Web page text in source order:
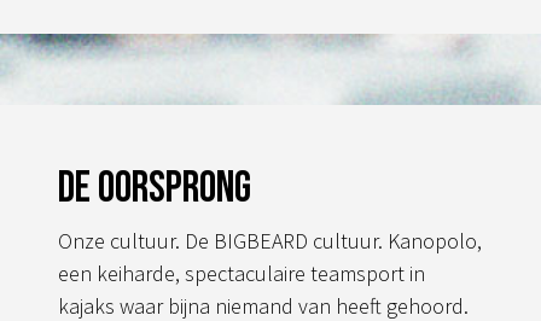
De oorsprong
Onze cultuur. De BIGBEARD cultuur. Kanopolo,
een keiharde, spectaculaire teamsport in
kajaks waar bijna niemand van heeft gehoord.